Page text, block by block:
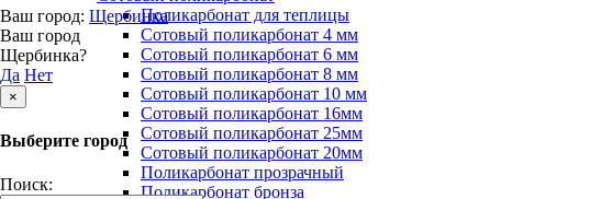
Ваш город: Щербинка
Ваш город
Щербинка?
Да Нет
×
Выберите город
Поиск:
Поликарбонат для теплицы
Сотовый поликарбонат 4 мм
Сотовый поликарбонат 6 мм
Сотовый поликарбонат 8 мм
Сотовый поликарбонат 10 мм
Сотовый поликарбонат 16мм
Сотовый поликарбонат 25мм
Сотовый поликарбонат 20мм
Поликарбонат прозрачный
Поликарбонат бронза